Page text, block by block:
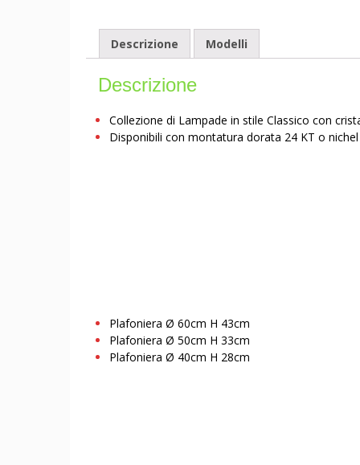
Descrizione Modelli
Descrizione
Collezione di Lampade in stile Classico con
Disponibili con montatura dorata 24 KT o nichel
Plafoniera Ø 60cm H 43cm
Plafoniera Ø 50cm H 33cm
Plafoniera Ø 40cm H 28cm